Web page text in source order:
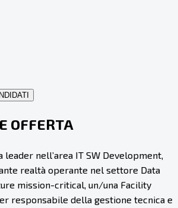
OFFERTA
leader nell’area IT SW Development,
realtà operante nel settore Data
mission-critical, un/una Facility
responsabile della gestione tecnica e